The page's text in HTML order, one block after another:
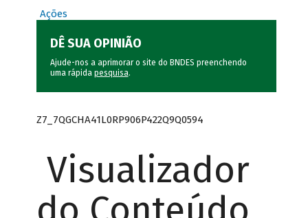
Ações
DÊ SUA OPINIÃO
Ajude-nos a aprimorar o site do BNDES preenchendo
uma rápida pesquisa.
Z7_7QGCHA41L0RP906P422Q9Q0594
Visualizador